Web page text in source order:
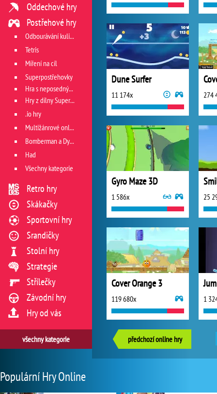
Dune Surfer
11 174x 274
Gyro Maze 3D
1 586x 25
Cover Orange 3
119 680x 1
předchozí online hry
Oddechové hry
Postřehové hry
Odbourávání kuliček
Tetris
Míření na cíl
Superpostřehovky
Hra s neposedným míčkem
Hry z dílny Superhry.cz
.io hry
Multižánrové online hry
Bomberman a Dyna Blaster
Had
Všechny kategorie
Retro hry
Skákačky
Sportovní hry
Srandičky
Stolní hry
Strategie
Střílečky
Závodní hry
Hry od vás
všechny kategorie
Populární Hry Online